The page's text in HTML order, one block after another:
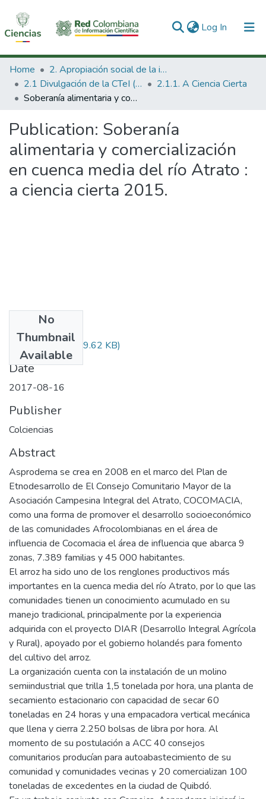
Log In (current)
Communities & Collections
All of DSpace
Home
2. Apropiación social de la información en Ciencia Tecnología e Innovación
2.1 Divulgación de la CTeI (Nueva)
2.1.1. A Ciencia Cierta
Soberanía alimentaria y comercialización en cuenca media del río Atrato : a ciencia cierta 2015.
Publication: Soberanía
alimentaria y comercialización
en cuenca media del río Atrato :
a ciencia cierta 2015.
No
Thumbnail
Available
Audiovisual.pdf(29.62 KB)
Date
2017-08-16
Publisher
Colciencias
Abstract
Asprodema se crea en 2008 en el marco del Plan de
Etnodesarrollo de El Consejo Comunitario Mayor de la
Asociación Campesina Integral del Atrato, COCOMACIA,
como una forma de promover el desarrollo socioeconómico
de las comunidades Afrocolombianas en el área de
influencia de Cocomacia el área de influencia que abarca 9
zonas, 7.389 familias y 45 000 habitantes.
El arroz ha sido uno de los renglones productivos más
importantes en la cuenca media del río Atrato, por lo que las
comunidades tienen un conocimiento acumulado en su
manejo tradicional, principalmente por la experiencia
adquirida con el proyecto DIAR (Desarrollo Integral Agrícola
y Rural), apoyado por el gobierno holandés para fomento
del cultivo del arroz.
La organización cuenta con la instalación de un molino
semiindustrial que trilla 1,5 tonelada por hora, una planta de
secamiento estacionario con capacidad de secar 60
toneladas en 24 horas y una empacadora vertical mecánica
que llena y cierra 2.250 bolsas de libra por hora. Al
momento de su postulación a ACC 40 consejos
comunitarios producían para autoabastecimiento de su
comunidad y comunidades vecinas y 20 comercializan 100
toneladas de excedentes en la ciudad de Quibdó.